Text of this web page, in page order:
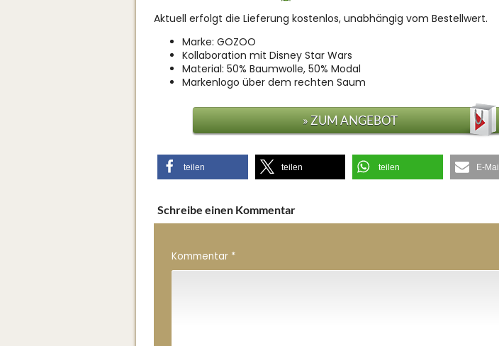
Aktuell erfolgt die Lieferung kostenlos, unabhängig vom Bestellwert.
Marke: GOZOO
Kollaboration mit Disney Star Wars
Material: 50% Baumwolle, 50% Modal
Markenlogo über dem rechten Saum
» ZUM ANGEBOT
teilen teilen teilen E-Mail
Schreibe einen Kommentar
Kommentar *